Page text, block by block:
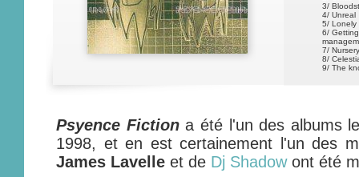
3/
4/ Unreal
5/ Lonely
6/
7/
8/
9/ The
Psyence Fictiona été l'un des albums
1998, et en est certainement l'un des
James Lavelle et de Dj Shadowont été